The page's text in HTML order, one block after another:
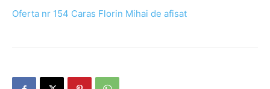
Oferta nr 154 Caras Florin Mihai de afisat